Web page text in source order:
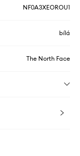
NF0A3XEOROU1
bílá
The North Face